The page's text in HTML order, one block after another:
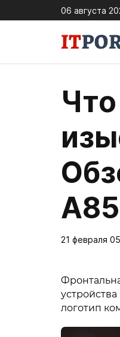
06 августа
21 февраля
логотип